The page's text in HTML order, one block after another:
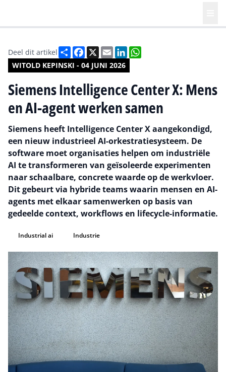
WITOLD KEPINSKI - 04 JUNI 2026
Deel dit artikel DeelFacebook
X EmailLinkedIn
Siemens Intelligence Center X: Mens
en AI-agent werken samen
Siemens heeft Intelligence Center X aangekondigd,
een nieuw industrieel AI-orkestratiesysteem. De
software moet organisaties helpen om industriële
AI te transformeren van geïsoleerde experimenten
naar schaalbare, concrete waarde op de werkvloer.
Dit gebeurt via hybride teams waarin mensen en AI-
agents met elkaar samenwerken op basis van
gedeelde context, workflows en lifecycle-informatie.
Industrial ai Industrie